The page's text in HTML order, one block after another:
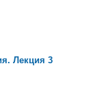
Лекция 3